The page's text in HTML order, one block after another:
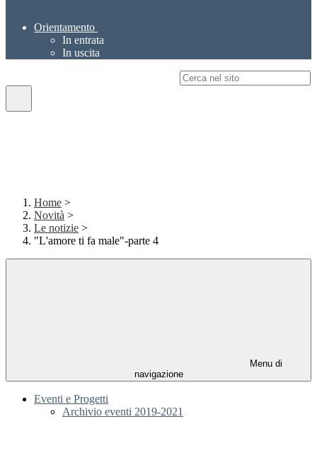
Orientamento
In entrata
In uscita
Home >
Novità >
Le notizie >
"L'amore ti fa male"-parte 4
Menu di
navigazione
Eventi e Progetti
Archivio eventi 2019-2021